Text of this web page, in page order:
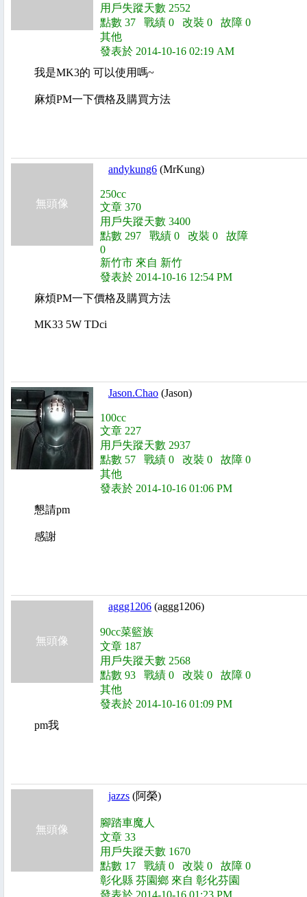
用戶失蹤天數 2552
點數 37 戰績 0 改裝 0 故障 0
其他
發表於 2014-10-16 02:19 AM
我是MK3的 可以使用嗎~
麻煩PM一下價格及購買方法
無頭像
andykung6 (MrKung)
250cc
文章 370
用戶失蹤天數 3400
點數 297 戰績 0 改裝 0 故障
0
新竹市 來自 新竹
發表於 2014-10-16 12:54 PM
麻煩PM一下價格及購買方法
MK33 5W TDci
Jason.Chao (Jason)
100cc
文章 227
用戶失蹤天數 2937
點數 57 戰績 0 改裝 0 故障 0
其他
發表於 2014-10-16 01:06 PM
懇請pm
感謝
無頭像
aggg1206 (aggg1206)
90cc菜籃族
文章 187
用戶失蹤天數 2568
點數 93 戰績 0 改裝 0 故障 0
其他
發表於 2014-10-16 01:09 PM
pm我
無頭像
jazzs (阿榮)
腳踏車魔人
文章 33
用戶失蹤天數 1670
點數 17 戰績 0 改裝 0 故障 0
彰化縣 芬園鄉 來自 彰化芬園
發表於 2014-10-16 01:23 PM